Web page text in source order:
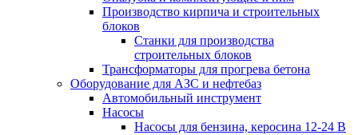
Производство кирпича и строительных
блоков
Cтанки для производства
строительных блоков
Трансформаторы для прогрева бетона
Оборудование для АЗС и нефтебаз
Автомобильный инструмент
Насосы
Насосы для бензина, керосина 12-24 В